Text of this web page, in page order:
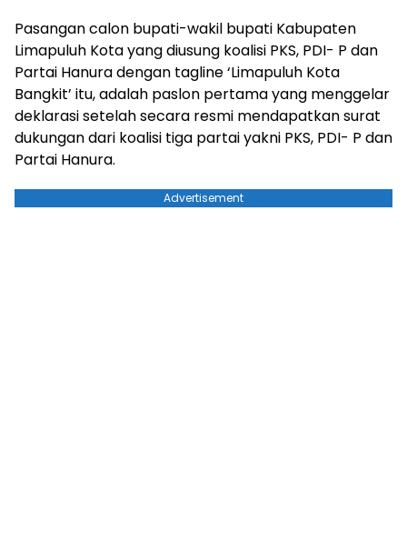
Pasangan calon bupati-wakil bupati Kabupaten
Limapuluh Kota yang diusung koalisi PKS, PDI- P dan
Partai Hanura dengan tagline ‘Limapuluh Kota
Bangkit’ itu, adalah paslon pertama yang menggelar
deklarasi setelah secara resmi mendapatkan surat
dukungan dari koalisi tiga partai yakni PKS, PDI- P dan
Partai Hanura.
Advertisement